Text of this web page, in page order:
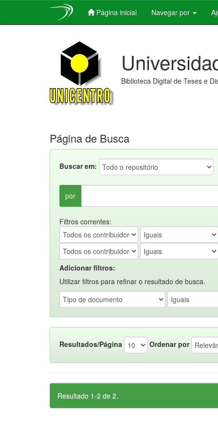
Página inicial Navegar por
Biblioteca Digital de Teses e
Página de Busca
Buscar em:
por
Filtros correntes:
Adicionar filtros:
Utilizar filtros para refinar o resultado de busca.
Resultados/Página Ordenar por
Resultado 1-2 de 2.